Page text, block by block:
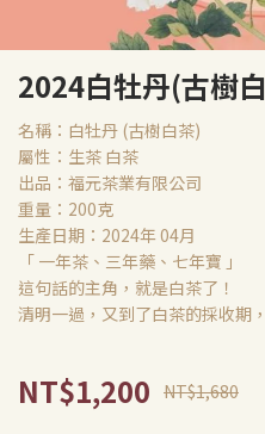
2024白牡丹(古樹
名稱：白牡丹 (古樹白茶)
屬性：生茶 白茶
出品：福元茶業有限公司
重量：200克
生產日期：2024年 04月
「 一年茶、三年藥、七年寶 」
這句話的主角，就是白茶了！
清明一過，又到了白茶的採收期
NT$1,200 NT$1,680